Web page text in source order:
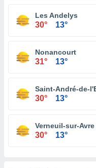
Les Andelys
30° 13°
Nonancourt
31° 13°
Saint-André-de-
30° 13°
Verneuil-sur-Avre
30° 13°